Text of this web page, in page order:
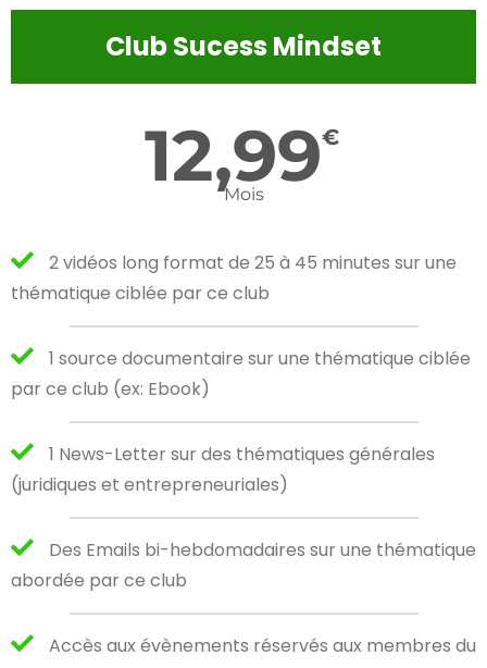
Club Sucess Mindset
12,99€
Mois
2 vidéos long format de 25 à 45 minutes sur une
thématique ciblée par ce club
1 source documentaire sur une thématique ciblée
par ce club (ex: Ebook)
1 News-Letter sur des thématiques générales
(juridiques et entrepreneuriales)
Des Emails bi-hebdomadaires sur une thématique
abordée par ce club
Accès aux évènements réservés aux membres du